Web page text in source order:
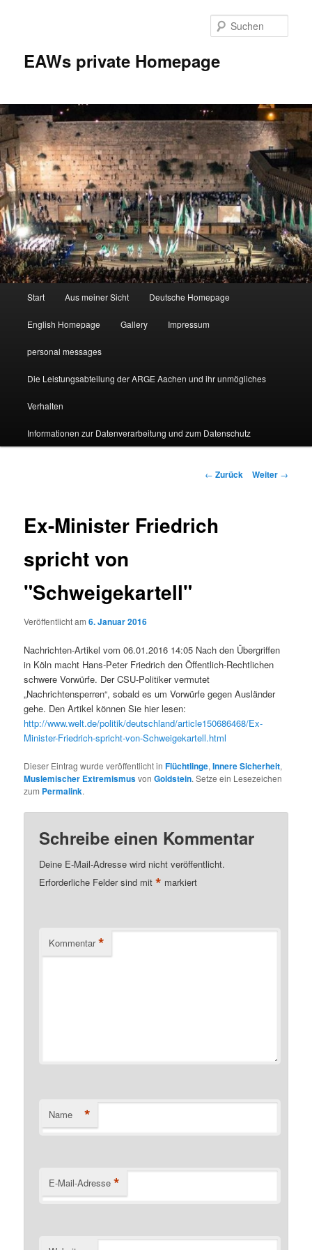
EAWs private Homepage
Start Aus meiner Sicht Deutsche Homepage
English Homepage Gallery Impressum
personal messages
Die Leistungsabteilung der ARGE Aachen und ihr unmögliches
Verhalten
Informationen zur Datenverarbeitung und zum Datenschutz
Beitragsnavigation
← Zurück Weiter →
Ex-Minister Friedrich
spricht von
"Schweigekartell"
Veröffentlicht am6. Januar 2016
Nachrichten-Artikel vom 06.01.2016 14:05 Nach den Übergriffen
in Köln macht Hans-Peter Friedrich den Öffentlich-Rechtlichen
schwere Vorwürfe. Der CSU-Politiker vermutet
„Nachrichtensperren“, sobald es um Vorwürfe gegen Ausländer
gehe. Den Artikel können Sie hier lesen:
http://www.welt.de/politik/deutschland/article150686468/Ex-
Minister-Friedrich-spricht-von-Schweigekartell.html
Dieser Eintrag wurde veröffentlicht inFlüchtlinge,Innere Sicherheit,
Muslemischer ExtremismusvonGoldstein. Setze ein Lesezeichen
zum Permalink.
Schreibe einen Kommentar
Deine E-Mail-Adresse wird nicht veröffentlicht.
Erforderliche Felder sind mit* markiert
Kommentar *
Name *
E-Mail-Adresse *